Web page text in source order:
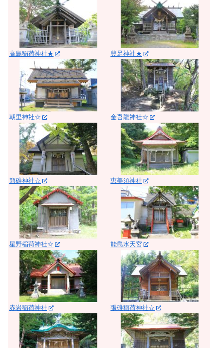
高島稲荷神社★
朝里神社☆
熊碓神社☆
星野稲荷神社☆
赤岩稲荷神社
豊足神社★
金吾龍神社☆
恵美須神社
能島水天宮
張碓稲荷神社☆